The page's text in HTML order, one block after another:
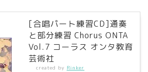
[合唱パート練習CD]通奏
と部分練習 Chorus ONTA
Vol.7 コーラス オンタ教育
芸術社
created by Rinker